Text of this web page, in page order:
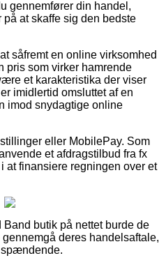
gennemfører din handel,
at skaffe sig den bedste
såfremt en online virksomhed
pris som virker hamrende
et karakteristika der viser
imidlertid omsluttet af en
imod snydagtige online
eller MobilePay. Som
et afdragstilbud fra fx
at finansiere regningen over et
butik på nettet burde de
deres handelsaftale,